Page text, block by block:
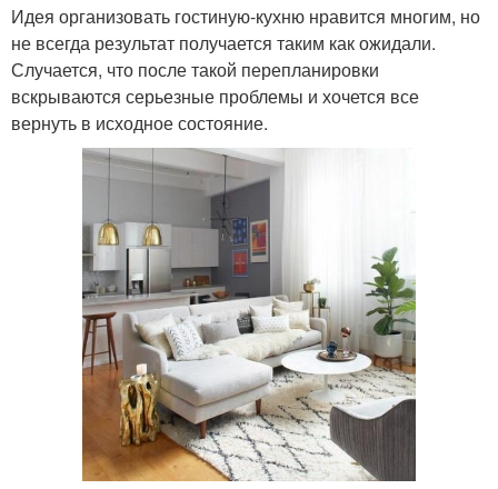
Идея организовать гостиную-кухню нравится многим, но
не всегда результат получается таким как ожидали.
Случается, что после такой перепланировки
вскрываются серьезные проблемы и хочется все
вернуть в исходное состояние.